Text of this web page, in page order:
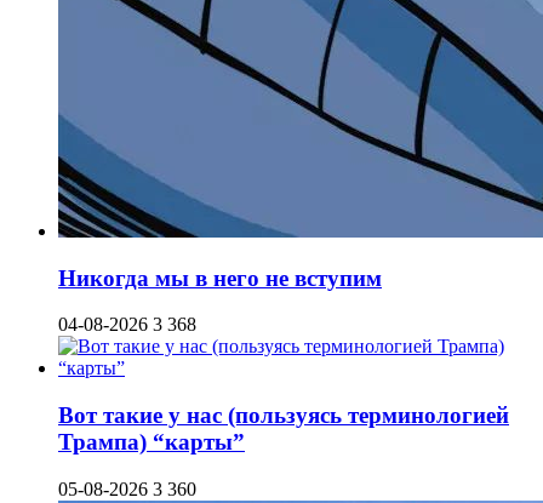
Никогда мы в него не вступим
04-08-2026 3 368
Вот такие у нас (пользуясь терминологией
Трампа) “карты”
05-08-2026 3 360